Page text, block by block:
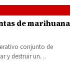
de marihuana
conjunto de
y destruir un…